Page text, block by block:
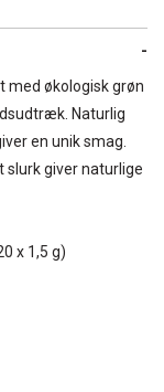
med økologisk grøn
Naturlig
en unik smag.
slurk giver naturlige
x 1,5 g)